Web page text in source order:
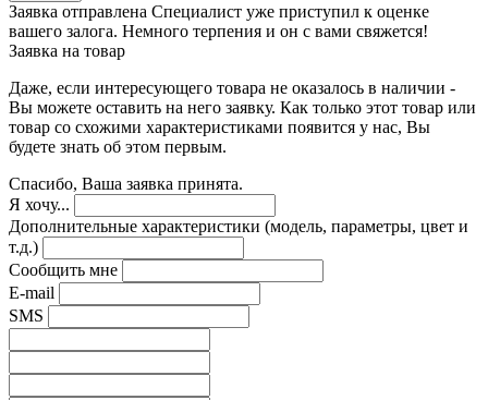
Заявка отправлена Специалист уже приступил к оценке
вашего залога. Немного терпения и он с вами свяжется!
Заявка на товар
Даже, если интересующего товара не оказалось в наличии -
Вы можете оставить на него заявку. Как только этот товар или
товар со схожими характеристиками появится у нас, Вы
будете знать об этом первым.
Спасибо, Ваша заявка принята.
Я хочу...
Дополнительные характеристики (модель, параметры, цвет и
т.д.)
Сообщить мне
E-mail
SMS